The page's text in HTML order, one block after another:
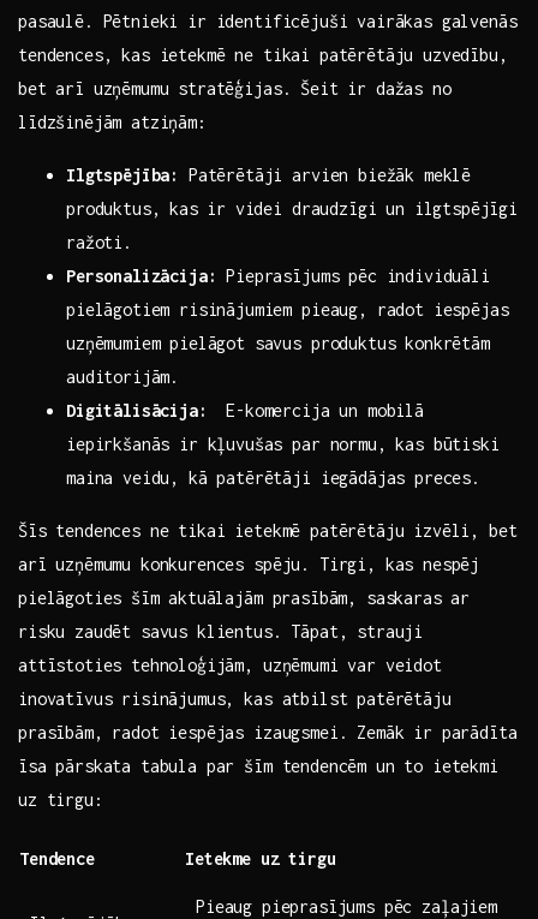
pasaulē. Pētnieki ir identificējuši vairākas galvenās⁤
tendences, kas ietekmē ne tikai patērētāju uzvedību,
bet arī uzņēmumu stratēģijas. Šeit ir dažas no
līdzšinējām atziņām:
Ilgtspējība:
Patērētāji arvien‌ biežāk meklē
produktus, kas ⁤ir⁢ videi draudzīgi un ilgtspējīgi
ražoti.
Personalizācija: Pieprasījums pēc individuāli
pielāgotiem risinājumiem pieaug, radot iespējas
uzņēmumiem pielāgot savus produktus konkrētām
auditorijām.
Digitālisācija:
​ E-komercija un mobilā
iepirkšanās ir kļuvušas par normu, kas būtiski
maina veidu, kā patērētāji iegādājas preces.
Šīs tendences ne tikai ‌ietekmē patērētāju izvēli, bet
arī uzņēmumu konkurences spēju. Tirgi, kas nespēj
pielāgoties⁢ šīm aktuālajām prasībām, saskaras ar
risku zaudēt savus klientus. Tāpat, strauji
attīstoties tehnoloģijām, uzņēmumi var veidot
inovatīvus risinājumus, kas atbilst patērētāju
prasībām, radot iespējas izaugsmei. Zemāk ir parādīta
īsa pārskata tabula par šīm tendencēm un to ietekmi
uz tirgu:
Tendence Ietekme uz tirgu
Pieaug pieprasījums pēc ‍zaļajiem